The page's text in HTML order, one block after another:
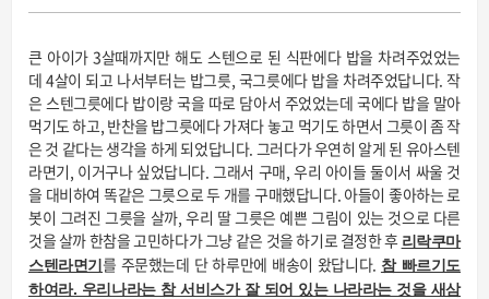
큰 아이가 3살때까지만 해도 스텐으로 된 식판에다 밥을 차려주었었는
데 4살이 되고 나서부터는 밥그릇, 국그릇에다 밥을 차려주었답니다. 작
은 스텐그릇에다 밥이랑 국을 따로 담아서 주었었는데 국에다 밥을 말아
먹기도 하고, 반찬을 밥그릇에다 가져다 놓고 먹기도 하면서 그릇이 좀 작
은 것 같다는 생각을 하게 되었답니다. 그러다가 우연히 알게 된 유아스텐
라면기, 이거구나 싶었답니다. 그래서 구매, 우리 아이들 둘이서 싸울 것
을 대비하여 똑같은 그릇으로 두 개를 구매했답니다. 아들이 좋아하는 로
봇이 그려진 그릇을 살까, 우리 딸 그릇은 예쁜 그림이 있는 것으로 다른
것을 살까 한참을 고민하다가 그냥 같은 것을 하기로 결정한 후 리락쿠마
스텐라면기 를 주문했는데 단 하루만에 배송이 왔답니다. 참 빠르기도
하여라. 우리나라는 참 서비스가 잘 되어 있는 나라라는 것을 새삼